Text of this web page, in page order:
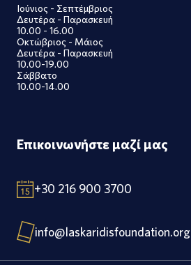
Ιούνιος - Σεπτέμβριος
Δευτέρα - Παρασκευή
10.00 - 16.00
Οκτώβριος - Μάιος
Δευτέρα - Παρασκευή
10.00-19.00
Σάββατο
10.00-14.00
Επικοινωνήστε μαζί μας
+30 216 900 3700
info@laskaridisfoundation.org